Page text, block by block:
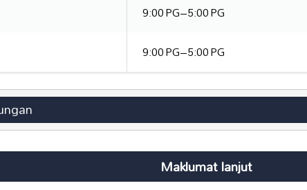
9:00 PG–5:00 PG
9:00 PG–5:00 PG
Maklumat lanjut